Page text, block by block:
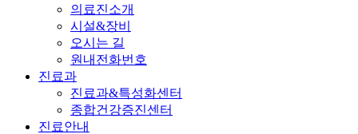
의료진소개
시설&장비
오시는 길
원내전화번호
진료과
진료과&특성화센터
종합건강증진센터
진료안내